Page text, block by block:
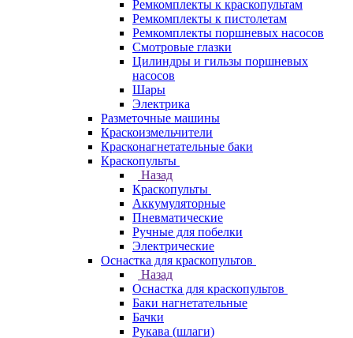
Ремкомплекты к краскопультам
Ремкомплекты к пистолетам
Ремкомплекты поршневых насосов
Смотровые глазки
Цилиндры и гильзы поршневых
насосов
Шары
Электрика
Разметочные машины
Краскоизмельчители
Красконагнетательные баки
Краскопульты
Назад
Краскопульты
Аккумуляторные
Пневматические
Ручные для побелки
Электрические
Оснастка для краскопультов
Назад
Оснастка для краскопультов
Баки нагнетательные
Бачки
Рукава (шлаги)